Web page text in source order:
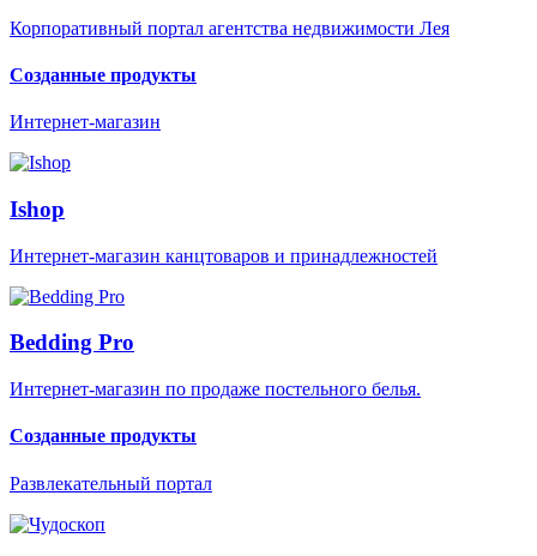
Корпоративный портал агентства недвижимости Лея
Созданные продукты
Интернет-магазин
Ishop
Интернет-магазин канцтоваров и принадлежностей
Bedding Pro
Интернет-магазин по продаже постельного белья.
Созданные продукты
Развлекательный портал